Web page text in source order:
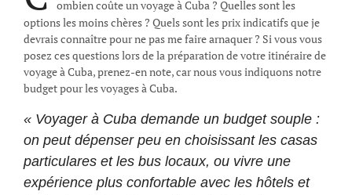
ombien coûte un voyage à Cuba ? Quelles sont les
options les moins chères ? Quels sont les prix indicatifs que je
devrais connaître pour ne pas me faire arnaquer ? Si vous vous
posez ces questions lors de la préparation de votre itinéraire de
voyage à Cuba, prenez-en note, car nous vous indiquons notre
budget pour les voyages à Cuba.
« Voyager à Cuba demande un budget souple :
on peut dépenser peu en choisissant les casas
particulares et les bus locaux, ou vivre une
expérience plus confortable avec les hôtels et